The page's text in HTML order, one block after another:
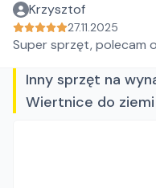
Krzysztof
27.11.2025
Super sprzęt, polecam
Inny sprzęt na
Wiertnice do ziemi